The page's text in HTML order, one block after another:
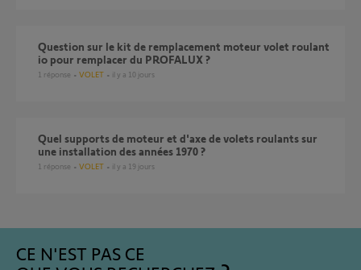
Question sur le kit de remplacement moteur volet roulant
io pour remplacer du PROFALUX ?
1 réponse VOLET il y a 10 jours
Quel supports de moteur et d'axe de volets roulants sur
une installation des années 1970 ?
1 réponse VOLET il y a 19 jours
CE N'EST PAS CE